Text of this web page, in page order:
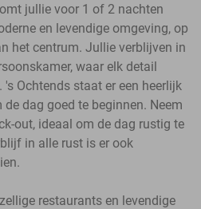
jullie voor 1 of 2 nachten
en levendige omgeving, op
het centrum. Jullie verblijven in
waar elk detail
Ochtends staat er een heerlijk
dag goed te beginnen. Neem
out, ideaal om de dag rustig te
in alle rust is er ook
restaurants en levendige